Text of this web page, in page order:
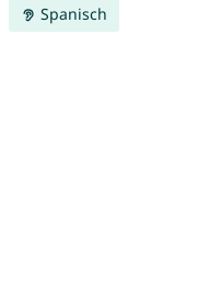
Spanisch